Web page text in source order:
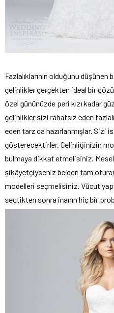
Fazlalıklarının olduğunu
gelinlikler gerçekten ideal bir
özel gününüzde peri kızı kadar
gelinlikler sizi rahatsız eden
eden tarz da hazırlanmışlar. Sizi
gösterecektirler. Gelinliğinizin
bulmaya dikkat etmelisiniz.
şikâyetçiyseniz belden tam oturan
modelleri seçmelisiniz. Vücut
seçtikten sonra inanın hiç bir